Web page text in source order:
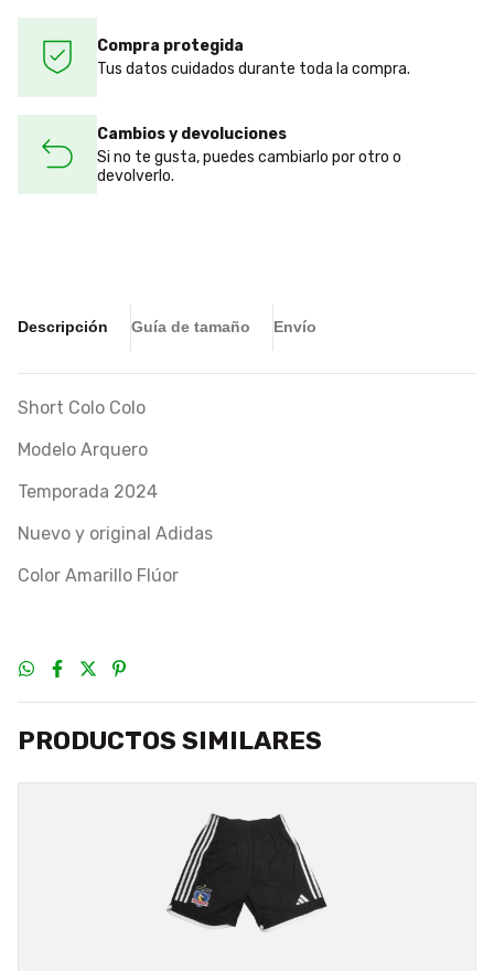
Compra protegida
Tus datos cuidados durante toda la compra.
Cambios y devoluciones
Si no te gusta, puedes cambiarlo por otro o
devolverlo.
Descripción Guía de tamaño Envío
Short Colo Colo
Modelo Arquero
Temporada 2024
Nuevo y original Adidas
Color Amarillo Flúor
PRODUCTOS SIMILARES